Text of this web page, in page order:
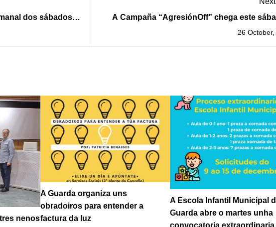
dos sábados
A Campaña “AgresiónOff” chega este
26
nenos
A Guarda organiza uns
obradoiros para entender a
factura da luz
A Escola Infantil Municipal
Guarda abre o martes unha
convocatoria extraordinaria